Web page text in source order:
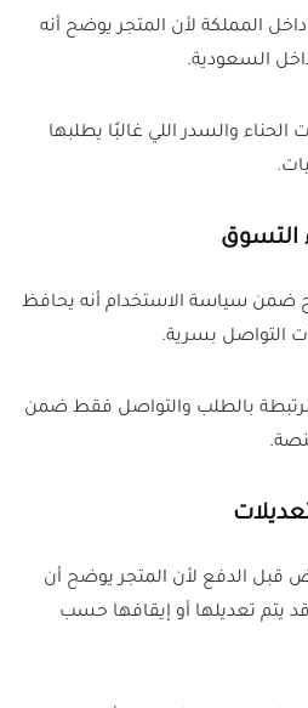
المملكة لأن المتجر يوضح أنه
السعودية.
والسدر اللي غالبًا يطلبها
التسوق
ضمن سياسة الاستخدام أنه يحافظ
التواصل بسرية.
بالطلب والتواصل فقط ضمن
قبل الدفع لأن المتجر يوضح أن
يتم تعديلها أو إيقافها حسب